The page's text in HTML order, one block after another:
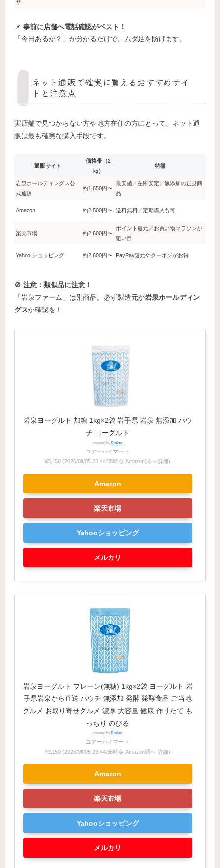
ザ
📌 事前に店舗へ電話確認がベスト！
「今日あるか？」が分かるだけで、ムダ足を防げます。
ネット通販で確実に買えるおすすめサイ
トと注意点
実店舗で見つからない方や地方在住の方にとって、ネット通
販は最も確実な購入手段です。
通販サイト
価格帯（2
㎏）
特徴
岩泉ホールディングス公
式通販
約1,650円〜
最安値／在庫安定／無添加の正規商
品
Amazon 約2,500円〜 送料無料／定期購入も可
楽天市場 約2,600円〜
ポイント還元／お買い物マラソンが
狙い目
Yahoo!ショッピング 約2,600円〜 PayPay還元やクーポンがお得
🚫 注意：類似品に注意！
「岩泉ファーム」は別商品。必ず製造元が岩泉ホールディン
グスか確認を！
岩泉ヨーグルト 加糖 1kg×2袋 岩手県 岩泉 無添加 パウ
チ ヨーグルト
created by Rinker
ユアーハイマート
¥3,150 (2026/08/05 23:44:58時点 Amazon調べ-詳細)
Amazon
楽天市場
Yahooショッピング
メルカリ
岩泉ヨーグルト プレーン(無糖) 1kg×2袋 ヨーグルト 岩
手県岩泉から直送 パウチ 無添加 発酵 発酵食品 ご当地
グルメ お取り寄せグルメ 濃厚 大容量 健康 作りたて も
っちり のびる
created by Rinker
ユアーハイマート
¥3,150 (2026/08/05 23:44:58時点 Amazon調べ-詳細)
Amazon
楽天市場
Yahooショッピング
メルカリ